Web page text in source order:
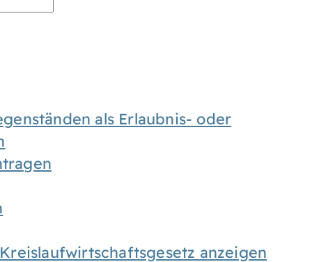
als Erlaubnis- oder
anzeigen